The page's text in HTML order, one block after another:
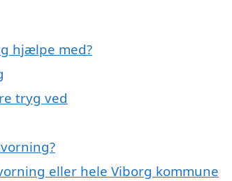
hjælpe med?
tryg ved
eller hele Viborg kommune